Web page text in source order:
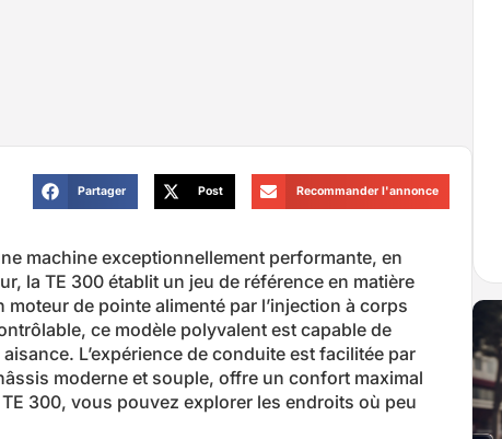
Partager Post Recommander l'annonce
machine exceptionnellement performante, en
la TE 300 établit un jeu de référence en matière
de pointe alimenté par l’injection à corps
ce modèle polyvalent est capable de
L’expérience de conduite est facilitée par
moderne et souple, offre un confort maximal
300, vous pouvez explorer les endroits où peu